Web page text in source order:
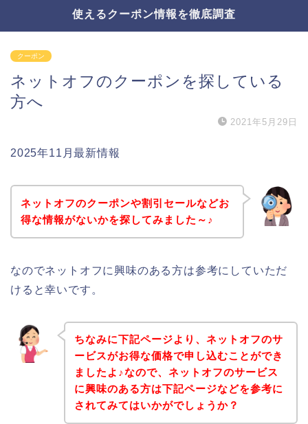
使えるクーポン情報を徹底調査
クーポン
ネットオフのクーポンを探している
方へ
2021年5月29日
2025年11月最新情報
ネットオフのクーポンや割引セールなどお
得な情報がないかを探してみました～♪
なのでネットオフに興味のある方は参考にしていただ
けると幸いです。
ちなみに下記ページより、ネットオフのサ
ービスがお得な価格で申し込むことができ
ましたよ♪なので、ネットオフのサービス
に興味のある方は下記ページなどを参考に
されてみてはいかがでしょうか？